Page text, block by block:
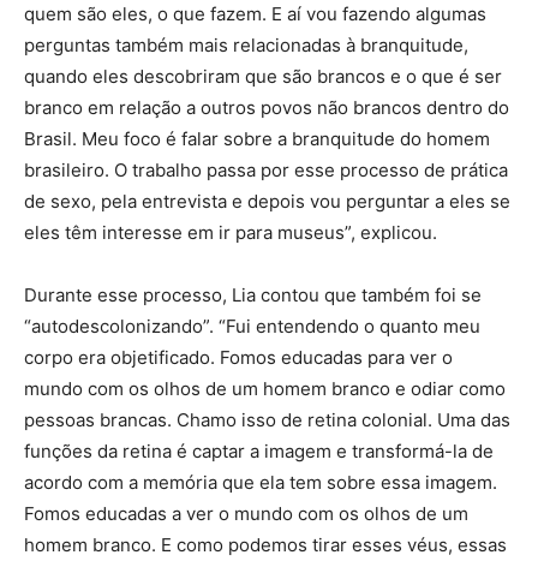
quem são eles, o que fazem. E aí vou fazendo algumas
perguntas também mais relacionadas à branquitude,
quando eles descobriram que são brancos e o que é ser
branco em relação a outros povos não brancos dentro do
Brasil. Meu foco é falar sobre a branquitude do homem
brasileiro. O trabalho passa por esse processo de prática
de sexo, pela entrevista e depois vou perguntar a eles se
eles têm interesse em ir para museus”, explicou.
Durante esse processo, Lia contou que também foi se
“autodescolonizando”. “Fui entendendo o quanto meu
corpo era objetificado. Fomos educadas para ver o
mundo com os olhos de um homem branco e odiar como
pessoas brancas. Chamo isso de retina colonial. Uma das
funções da retina é captar a imagem e transformá-la de
acordo com a memória que ela tem sobre essa imagem.
Fomos educadas a ver o mundo com os olhos de um
homem branco. E como podemos tirar esses véus, essas